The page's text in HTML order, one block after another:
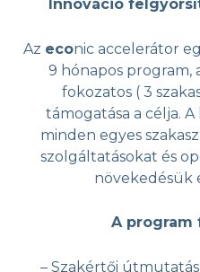
Innováció
Az econic accelerátor
9 hónapos
fokozatos ( 3
támogatása a célja.
minden egyes
szolgáltatásokat és
növekedésük
A program
– Szakértői